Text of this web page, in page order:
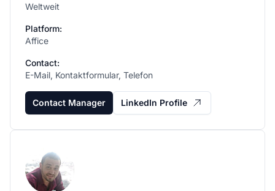
Weltweit
Platform:
Affice
Contact:
E-Mail, Kontaktformular, Telefon
Contact Manager LinkedIn Profile